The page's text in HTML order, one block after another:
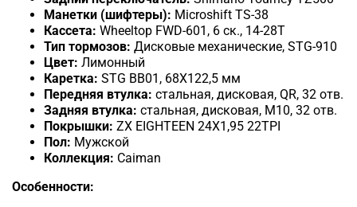
Манетки (шифтеры): Microshift TS-38
Кассета: Wheeltop FWD-601, 6 ск., 14-28T
Тип тормозов: Дисковые механические, STG-910
Цвет: Лимонный
Каретка: STG BB01, 68X122,5 мм
Передняя втулка: стальная, дисковая, QR, 32 отв.
Задняя втулка: стальная, дисковая, M10, 32 отв.
Покрышки: ZX EIGHTEEN 24X1,95 22TPI
Пол: Мужской
Коллекция: Caiman
Особенности: